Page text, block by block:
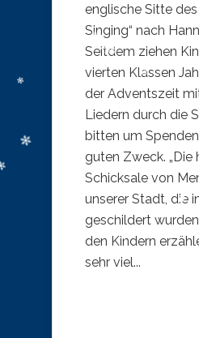
englische Sitte des
Singing“ nach
Seitdem ziehen
vierten Klassen
der Adventszeit
Liedern durch die
bitten um
guten Zweck. „Die
Schicksale von
unserer Stadt, die
geschildert
den Kindern
sehr viel...